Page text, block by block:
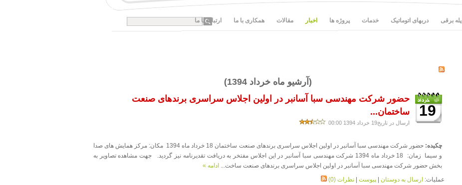
پله برقی دربهای اتوماتیک خدمات پروژه ها اخبار مقالات همکاری با ما ارتباط با ما
(آرشیو ماه خرداد 1394)
19
حضور شرکت مهندسی سبا آسانبر در اولین اجلاس سراسری برندهای صنعت
ساختمان...
ارسال در تاریخ19 خرداد 1394 00:00
چکیده:
حضور شرکت مهندسی سبا آسانبر در اولین اجلاس سراسری برندهای صنعت ساختمان 18 خرداد ماه 1394 مکان: مرکز همایش های صدا
و سیما زمان: 18 خرداد ماه 1394 شرکت مهندسی سبا آسانبر در این اجلاس مفتخر به دریافت تقدیرنامه نیز گردید. جهت مشاهده تصاویر به
بخش حضور شرکت مهندسی سبا آسانبر در اولین اجلاس سراسری برندهای صنعت ساخت... ادامه »
عملیات: ارسال به دوستان پیوست نظرات (0)